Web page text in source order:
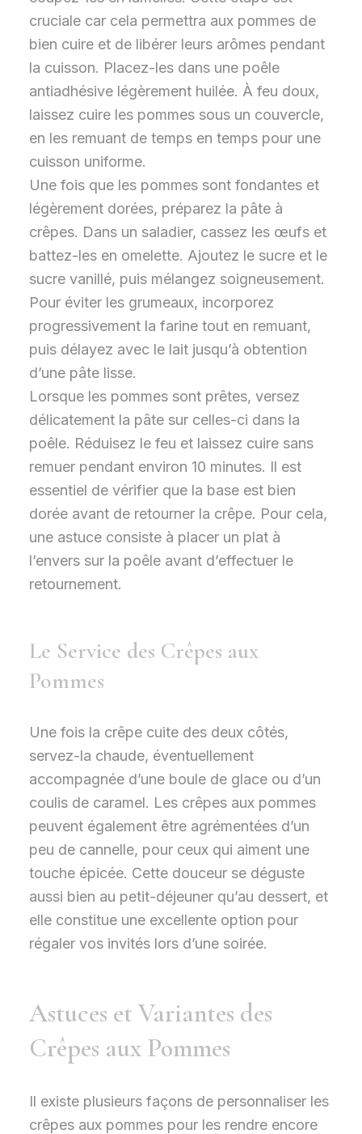
cruciale car cela permettra aux pommes de
bien cuire et de libérer leurs arômes pendant
la cuisson. Placez-les dans une poêle
antiadhésive légèrement huilée. À feu doux,
laissez cuire les pommes sous un couvercle,
en les remuant de temps en temps pour une
cuisson uniforme.
Une fois que les pommes sont fondantes et
légèrement dorées, préparez la pâte à
crêpes. Dans un saladier, cassez les œufs et
battez-les en omelette. Ajoutez le sucre et le
sucre vanillé, puis mélangez soigneusement.
Pour éviter les grumeaux, incorporez
progressivement la farine tout en remuant,
puis délayez avec le lait jusqu’à obtention
d’une pâte lisse.
Lorsque les pommes sont prêtes, versez
délicatement la pâte sur celles-ci dans la
poêle. Réduisez le feu et laissez cuire sans
remuer pendant environ 10 minutes. Il est
essentiel de vérifier que la base est bien
dorée avant de retourner la crêpe. Pour cela,
une astuce consiste à placer un plat à
l’envers sur la poêle avant d’effectuer le
retournement.
Le Service des Crêpes aux
Pommes
Une fois la crêpe cuite des deux côtés,
servez-la chaude, éventuellement
accompagnée d’une boule de glace ou d’un
coulis de caramel. Les crêpes aux pommes
peuvent également être agrémentées d’un
peu de cannelle, pour ceux qui aiment une
touche épicée. Cette douceur se déguste
aussi bien au petit-déjeuner qu’au dessert, et
elle constitue une excellente option pour
régaler vos invités lors d’une soirée.
Astuces et Variantes des
Crêpes aux Pommes
Il existe plusieurs façons de personnaliser les
crêpes aux pommes pour les rendre encore